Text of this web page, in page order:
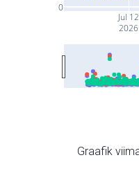
Jul 12
2026
0
Graafik